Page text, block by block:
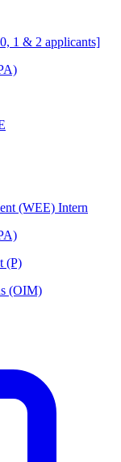
1 & 2 applicants]
(WEE) Intern
(P)
(OIM)